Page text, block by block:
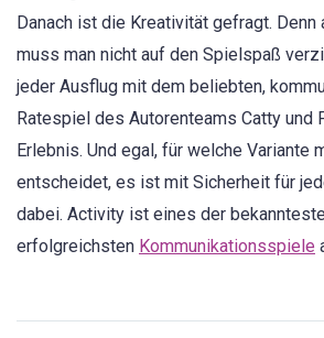
Danach ist die Kreativität gefragt. Denn
muss man nicht auf den Spielspaß
jeder Ausflug mit dem beliebten,
Ratespiel des Autorenteams Catty und
Erlebnis. Und egal, für welche Variante
entscheidet, es ist mit Sicherheit für
dabei. Activity ist eines der
erfolgreichsten Kommunikationsspiele